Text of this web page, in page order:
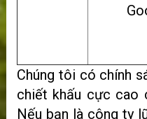
Chúng tôi có chính
chiết khấu cực cao
Nếu bạn là công ty